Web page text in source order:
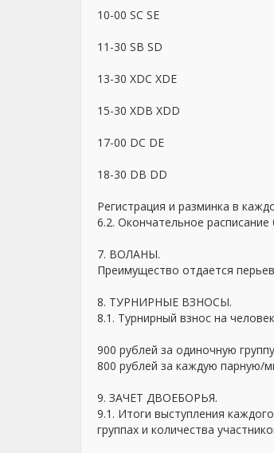
10-00 SC SЕ
11-30 SB SD
13-30 XDC XDE
15-30 XDB XDD
17-00 DC DE
18-30 DB DD
Регистрация и разминка в
6.2. Окончательное
7. ВОЛАНЫ.
Преимущество отдается
8. ТУРНИРНЫЕ ВЗНОСЫ.
8.1. Турнирный взнос на
900 рублей за одиночную группу
800 рублей за каждую парную/
9. ЗАЧЕТ ДВОЕБОРЬЯ.
9.1. Итоги выступления
группах и количества